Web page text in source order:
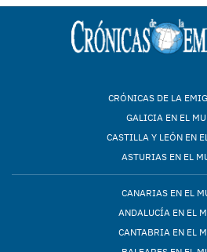
CRÓNICAS DE LA
GALICIA EN EL
CASTILLA Y LEÓN EN
ASTURIAS EN EL
CANARIAS EN EL
ANDALUCÍA EN EL
CANTABRIA EN EL